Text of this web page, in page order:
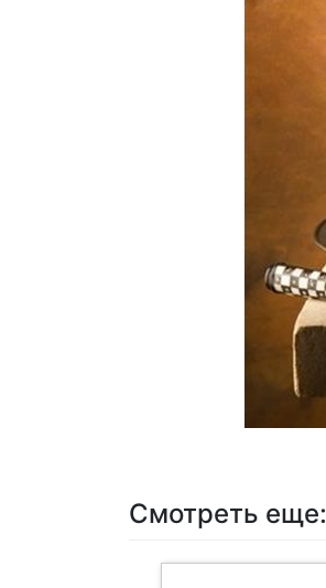
Смотреть еще: